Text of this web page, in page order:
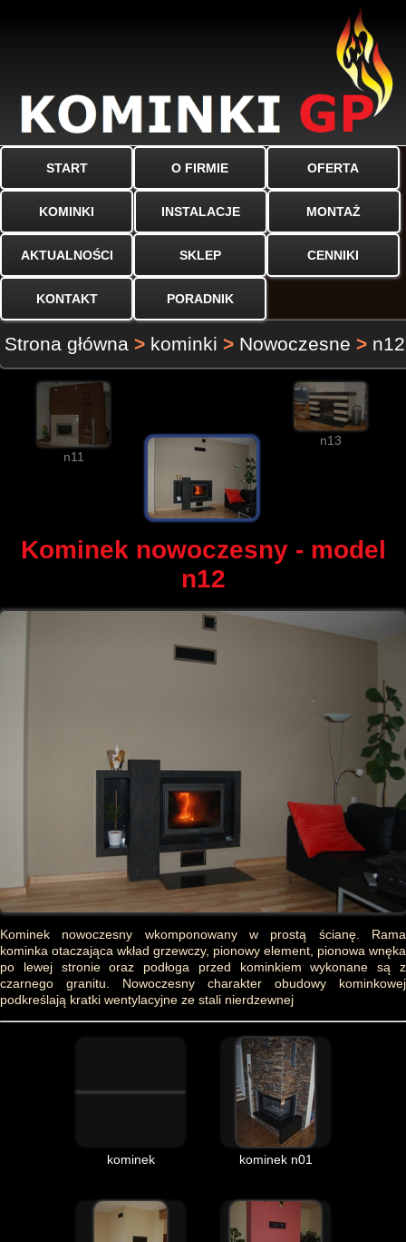
START O FIRMIE OFERTA
KOMINKI INSTALACJE MONTAŻ
AKTUALNOŚCI SKLEP CENNIKI
KONTAKT PORADNIK
Strona główna > kominki > Nowoczesne > n12
n11
n13
Kominek nowoczesny - model
n12
Kominek nowoczesny wkomponowany w prostą ścianę. Rama
kominka otaczająca wkład grzewczy, pionowy element, pionowa wnęka
po lewej stronie oraz podłoga przed kominkiem wykonane są z
czarnego granitu. Nowoczesny charakter obudowy kominkowej
podkreślają kratki wentylacyjne ze stali nierdzewnej
kominek kominek n01